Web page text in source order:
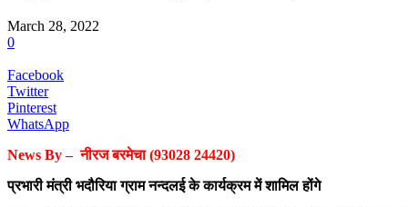
March 28, 2022
0
Facebook
Twitter
Pinterest
WhatsApp
News By – नीरज बरमेचा (93028 24420)
प्रभारी मंत्री भदौरिया ग्राम नन्दलई के कार्यक्रम में शामिल होंगे